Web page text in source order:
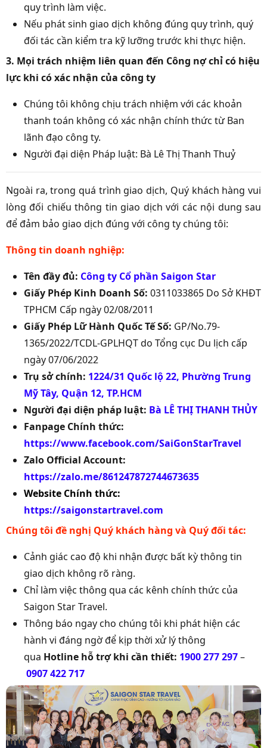
quy trình làm việc.
Nếu phát sinh giao dịch không đúng quy trình, quý
đối tác cần kiểm tra kỹ lưỡng trước khi thực hiện.
3. Mọi trách nhiệm liên quan đến Công nợ chỉ có hiệu
lực khi có xác nhận của công ty
Chúng tôi không chịu trách nhiệm với các khoản
thanh toán không có xác nhận chính thức từ Ban
lãnh đạo công ty.
Người đại diện Pháp luật: Bà Lê Thị Thanh Thuỷ
Ngoài ra, trong quá trình giao dịch, Quý khách hàng vui
lòng đối chiếu thông tin giao dịch với các nội dung sau
để đảm bảo giao dịch đúng với công ty chúng tôi:
Thông tin doanh nghiệp:
Tên đầy đủ: Công ty Cổ phần Saigon Star
Giấy Phép Kinh Doanh Số: 0311033865 Do Sở KHĐT
TPHCM Cấp ngày 02/08/2011
Giấy Phép Lữ Hành Quốc Tế Số: GP/No.79-
1365/2022/TCDL-GPLHQT do Tổng cục Du lịch cấp
ngày 07/06/2022
Trụ sở chính: 1224/31 Quốc lộ 22, Phường Trung
Mỹ Tây, Quận 12, TP.HCM
Người đại diện pháp luật: Bà LÊ THỊ THANH THỦY
Fanpage Chính thức:
https://www.facebook.com/SaiGonStarTravel
Zalo Official Account:
https://zalo.me/861247872744673635
Website Chính thức:
https://saigonstartravel.com
Chúng tôi đề nghị Quý khách hàng và Quý đối tác:
Cảnh giác cao độ khi nhận được bất kỳ thông tin
giao dịch không rõ ràng.
Chỉ làm việc thông qua các kênh chính thức của
Saigon Star Travel.
Thông báo ngay cho chúng tôi khi phát hiện các
hành vi đáng ngờ để kịp thời xử lý thông
qua Hotline hỗ trợ khi cần thiết: 1900 277 297–
0907 422 717